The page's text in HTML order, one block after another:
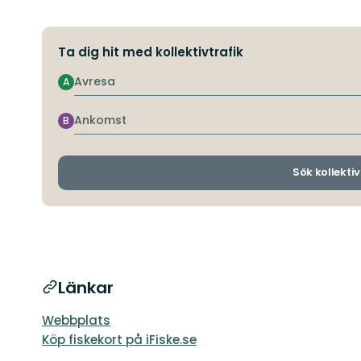
Ta dig hit med kollektivtrafik
Avresa
A
Ankomst
B
Sök
Länkar
Webbplats
Köp fiskekort på iFiske.se